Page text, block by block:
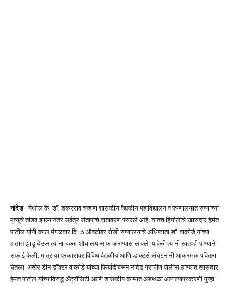
नांदेड– येथील कै. डॉ. शंकरराव चव्हाण शासकीय वैद्यकीय महाविद्यालय व रुग्णालयात रुग्णांच्या
मृत्यूचे तांडव झाल्यानंतर सर्वत्र संतापाचे वातावरण पसरले आहे. यातच हिंगोलीचे खासदार हेमंत
पाटील यांनी काल मंगळवार दि. 3 ऑक्टोबर रोजी रुग्णालयाचे अधिष्ठाता डॉ. वाकोडे यांच्या
हातात झाडू देऊन त्यांना चक्क शौचालय साफ करण्यास लावले. यावेळी त्यांनी स्वतःही पाण्याने
सफाई केली, मात्र या प्रकारावर विविध वैद्यकीय आणि डॉक्टर्स संघटनांनी आक्रमक पवित्रा
घेतला. अखेर डीन डॉक्टर वाकोडे यांच्या फिर्यादीवरून नांदेड ग्रामीण पोलीस ठाण्यात खासदार
हेमंत पाटील यांच्याविरुद्ध ॲट्रॉसिटी आणि शासकीय कामात अडथळा आणल्याप्रकरणी गुन्हा